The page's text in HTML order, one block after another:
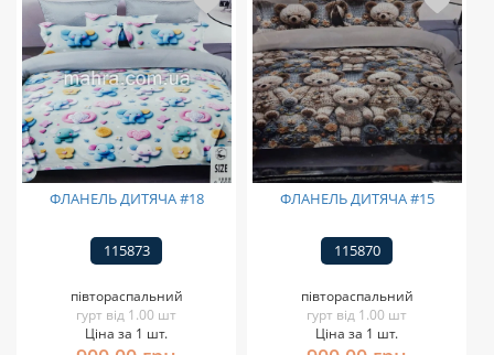
ФЛАНЕЛЬ ДИТЯЧА #18
115873
півтораспальний
гурт від 1.00 шт
Ціна за 1 шт.
ФЛАНЕЛЬ ДИТЯЧА #15
115870
півтораспальний
гурт від 1.00 шт
Ціна за 1 шт.